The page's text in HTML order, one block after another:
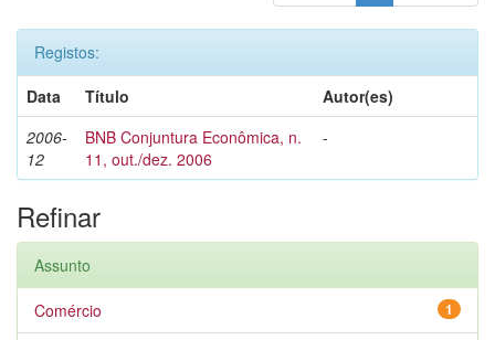
Registos:
Data
Título
Autor(es)
2006-
12
BNB Conjuntura Econômica, n.
11, out./dez. 2006
-
Refinar
Assunto
1
Comércio